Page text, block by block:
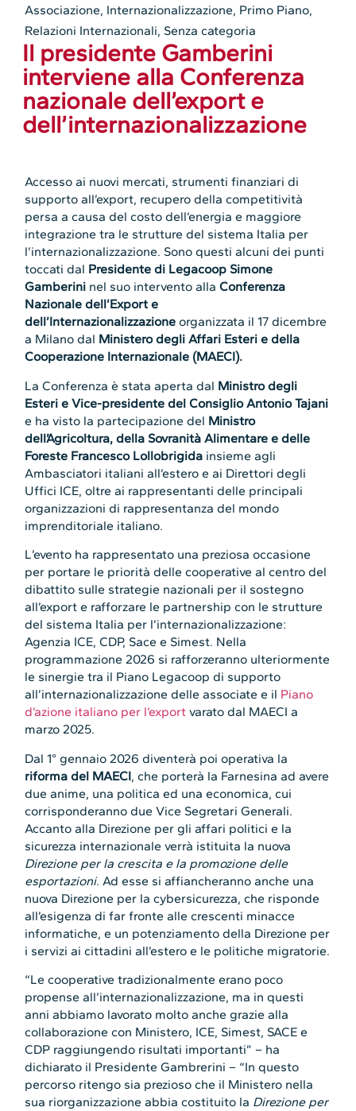
Associazione, Internazionalizzazione, Primo Piano,
Relazioni Internazionali, Senza categoria
Il presidente Gamberini
interviene alla Conferenza
nazionale dell’export e
dell’internazionalizzazione
Accesso ai nuovi mercati, strumenti finanziari di
supporto all’export, recupero della competitività
persa a causa del costo dell’energia e maggiore
integrazione tra le strutture del sistema Italia per
l’internazionalizzazione. Sono questi alcuni dei punti
toccati dal Presidente di Legacoop Simone
Gamberini nel suo intervento allaConferenza
Nazionale dell’Export e
dell’Internazionalizzazione organizzata il 17 dicembre
a Milano dal Ministero degli Affari Esteri e della
Cooperazione Internazionale (MAECI).
La Conferenza è stata aperta dal Ministro degli
Esteri e Vice-presidente del Consiglio Antonio Tajani
e ha visto la partecipazione del Ministro
dell’Agricoltura, della Sovranità Alimentare e delle
Foreste Francesco Lollobrigida insieme agli
Ambasciatori italiani all’estero e ai Direttori degli
Uffici ICE, oltre ai rappresentanti delle principali
organizzazioni di rappresentanza del mondo
imprenditoriale italiano.
L’evento ha rappresentato una preziosa occasione
per portare le priorità delle cooperative al centro del
dibattito sulle strategie nazionali per il sostegno
all’export e rafforzare le partnership con le strutture
del sistema Italia per l’internazionalizzazione:
Agenzia ICE, CDP, Sace e Simest. Nella
programmazione 2026 si rafforzeranno ulteriormente
le sinergie tra il Piano Legacoop di supporto
all’internazionalizzazione delle associate e il Piano
d’azione italiano per l’export varato dal MAECI a
marzo 2025.
Dal 1° gennaio 2026 diventerà poi operativa la
riforma del MAECI, che porterà la Farnesina ad avere
due anime, una politica ed una economica, cui
corrisponderanno due Vice Segretari Generali.
Accanto alla Direzione per gli affari politici e la
sicurezza internazionale verrà istituita la nuova
Direzione per la crescita e la promozione delle
esportazioni. Ad esse si affiancheranno anche una
nuova Direzione per la cybersicurezza, che risponde
all’esigenza di far fronte alle crescenti minacce
informatiche, e un potenziamento della Direzione per
i servizi ai cittadini all’estero e le politiche migratorie.
“Le cooperative tradizionalmente erano poco
propense all’internazionalizzazione, ma in questi
anni abbiamo lavorato molto anche grazie alla
collaborazione con Ministero, ICE, Simest, SACE e
CDP raggiungendo risultati importanti” – ha
dichiarato il Presidente Gambrerini – “In questo
percorso ritengo sia prezioso che il Ministero nella
sua riorganizzazione abbia costituito la Direzione per